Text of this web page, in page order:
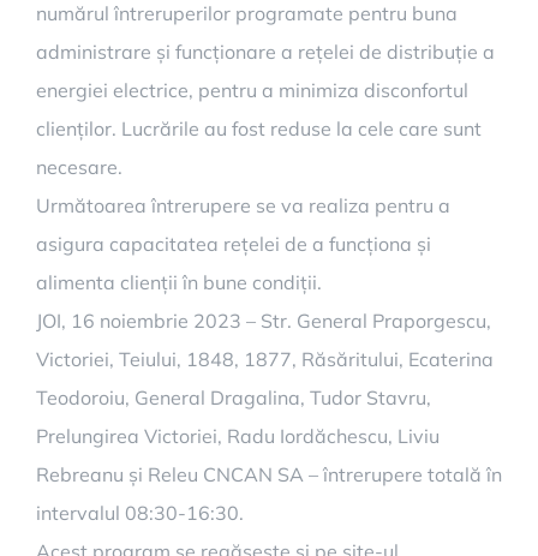
numărul întreruperilor programate pentru buna
administrare și funcționare a rețelei de distribuție a
energiei electrice, pentru a minimiza disconfortul
clienților. Lucrările au fost reduse la cele care sunt
necesare.
Următoarea întrerupere se va realiza pentru a
asigura capacitatea rețelei de a funcționa și
alimenta clienții în bune condiții.
JOI, 16 noiembrie 2023 – Str. General Praporgescu,
Victoriei, Teiului, 1848, 1877, Răsăritului, Ecaterina
Teodoroiu, General Dragalina, Tudor Stavru,
Prelungirea Victoriei, Radu Iordăchescu, Liviu
Rebreanu și Releu CNCAN SA – întrerupere totală în
intervalul 08:30-16:30.
Acest program se regăsește şi pe site-ul